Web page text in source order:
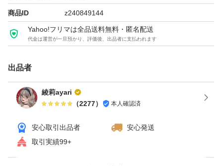
おまとめ割やってます♪
No1～32まで組み合わせ自由
2個目から150円引き
2個650円(400+250)
3個900円(400+250×2)
4個1150円(400+250×3)
5個1400円(400+250×4)
6個1500円(250×6)←1個あたり250円◎
商品ID z240849144
Yahoo!フリマは全品送料無料・匿名配送
代金は運営が一旦預かり、評価後、出品者に支払われます
出品者
綾莉ayari
（2277） 本人確認済
安心取引出品者
安心発送
取引実績99+